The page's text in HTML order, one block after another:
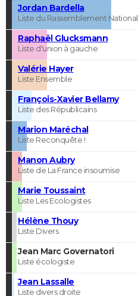
Jordan Bardella
Liste du Rassemblement National
Raphaël Glucksmann
Liste d'union à gauche
Valérie Hayer
Liste Ensemble
François-Xavier Bellamy
Liste des Républicains
Marion Maréchal
Liste Reconquête !
Manon Aubry
Liste de La France insoumise
Marie Toussaint
Liste Les Ecologistes
Hélène Thouy
Liste Divers
Jean Marc Governatori
Liste écologiste
Jean Lassalle
Liste divers droite